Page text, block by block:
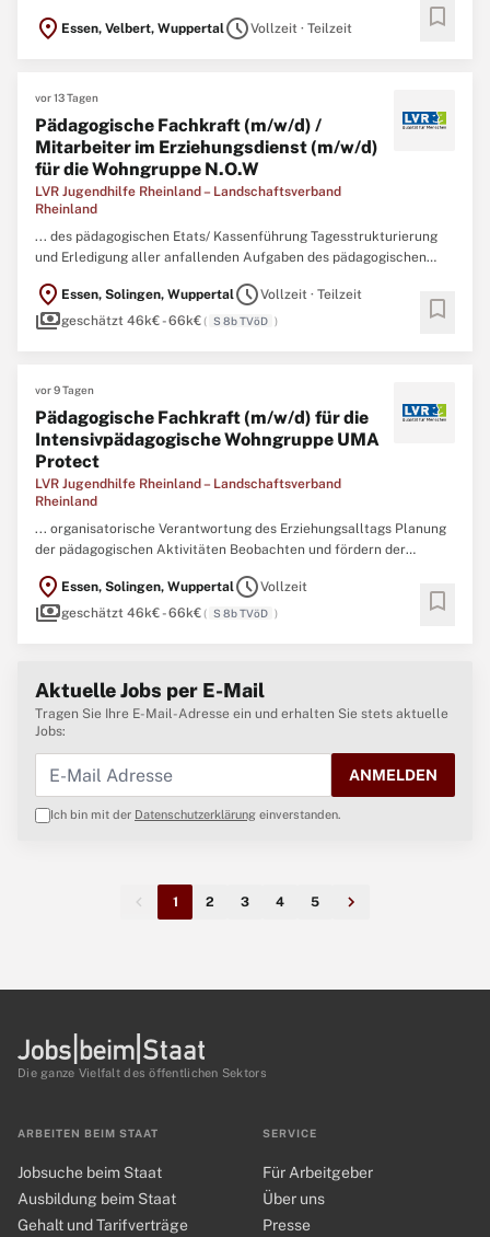
Eingliederungshilfe. So betreuen wir ca. 200 Menschen in
location_on Essen, Velbert, WuppertalscheduleVollzeit · Teilzeit bookmark
vor 13 Tagen
Pädagogische Fachkraft (m/w/d) /
Mitarbeiter im Erziehungsdienst (m/w/d)
für die Wohngruppe N.O.W
LVR Jugendhilfe Rheinland – Landschaftsverband
Rheinland
... des pädagogischen Etats/ Kassenführung Tagesstrukturierung
und Erledigung aller anfallenden Aufgaben des pädagogischen
und Einrichtungsleitung Mitarbeit beim Berichtswesen Profil
Voraussetzung für die Besetzung: Diplom-
location_on Essen, Solingen, WuppertalscheduleVollzeit · Teilzeit
paymentsgeschätzt 46k€ - 66k€( S 8b TVöD ) bookmark
vor 9 Tagen
Pädagogische Fachkraft (m/w/d) für die
Intensivpädagogische Wohngruppe UMA
Protect
LVR Jugendhilfe Rheinland – Landschaftsverband
Rheinland
... organisatorische Verantwortung des Erziehungsalltags Planung
der pädagogischen Aktivitäten Beobachten und fördern der
Entwicklungsstand Atmosphärische Gestaltung der Räumlichkeiten
Nacht- und Wochenenddienst Profil Sie sind Diplom-
location_on Essen, Solingen, WuppertalscheduleVollzeit
paymentsgeschätzt 46k€ - 66k€( S 8b TVöD ) bookmark
Aktuelle Jobs per E-Mail
Tragen Sie Ihre E-Mail-Adresse ein und erhalten Sie stets aktuelle
Jobs:
ANMELDEN
Ich bin mit der Datenschutzerklärung einverstanden.
1 2 3 4 5
Die ganze Vielfalt des öffentlichen Sektors
ARBEITEN BEIM STAAT
Jobsuche beim Staat
Ausbildung beim Staat
Gehalt und Tarifverträge
SERVICE
Für Arbeitgeber
Über uns
Presse